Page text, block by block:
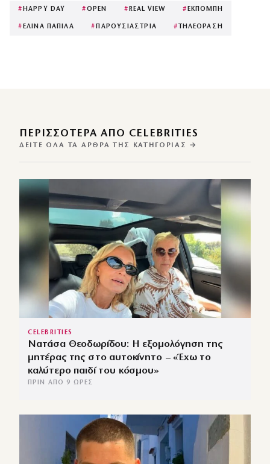
# HAPPY DAY #OPEN # REAL VIEW # ΕΚΠΟΜΠΗ
# ΕΛΙΝΑ ΠΑΠΙΛΑ # ΠΑΡΟΥΣΙΑΣΤΡΙΑ # ΤΗΛΕΟΡΑΣΗ
ΠΕΡΙΣΣΌΤΕΡΑ ΑΠΌ CELEBRITIES
ΔΕΊΤΕ ΌΛΑ ΤΑ ΆΡΘΡΑ ΤΗΣ ΚΑΤΗΓΟΡΊΑΣ →
CELEBRITIES
Νατάσα Θεοδωρίδου: Η εξομολόγηση της
μητέρας της στο αυτοκίνητο – «Έχω το
καλύτερο παιδί του κόσμου»
ΠΡΙΝ ΑΠΌ 9 ΏΡΕΣ